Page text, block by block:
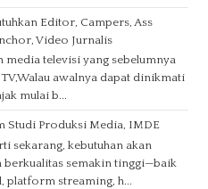
Editor, Campers, Ass
Video Jurnalis
media televisi yang sebelumnya
awalnya dapat dinikmati
mulai b...
Studi Produksi Media, IMDE
sekarang, kebutuhan akan
semakin tinggi—baik
platform streaming, h...